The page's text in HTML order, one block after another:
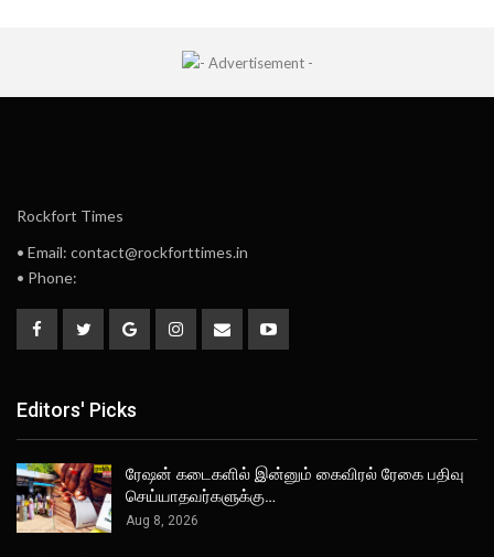
Rockfort Times
• Email: contact@rockforttimes.in
• Phone:
Editors' Picks
ரேஷன் கடைகளில் இன்னும் கைவிரல் ரேகை பதிவு
செய்யாதவர்களுக்கு…
Aug 8, 2026